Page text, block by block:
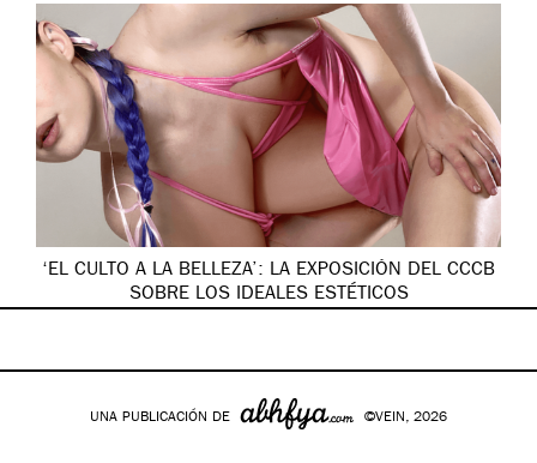
‘EL CULTO A LA BELLEZA’: LA EXPOSICIÓN DEL CCCB
SOBRE LOS IDEALES ESTÉTICOS
UNA PUBLICACIÓN DE ©VEIN, 2026